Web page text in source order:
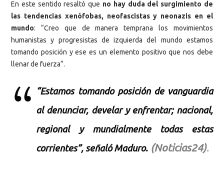
En este sentido resaltó que no hay duda del surgimiento de
las tendencias xenófobas, neofascistas y neonazis en el
mundo: “Creo que de manera temprana los movimientos
humanistas y progresistas de izquierda del mundo estamos
tomando posición y ese es un elemento positivo que nos debe
llenar de fuerza“.
“Estamos tomando posición de vanguardia
al denunciar, develar y enfrentar; nacional,
regional y mundialmente todas estas
corrientes”, señaló Maduro. (Noticias24).